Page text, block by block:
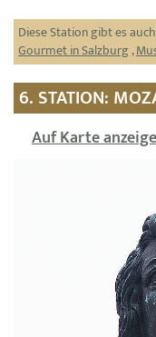
Diese Station gibt es
Gourmet in Salzburg ,
6. STATION:
Auf Karte